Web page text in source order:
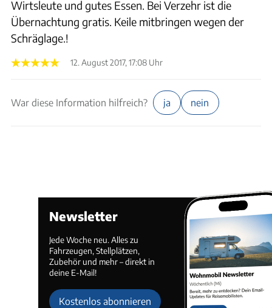
Wirtsleute und gutes Essen. Bei Verzehr ist die
Übernachtung gratis. Keile mitbringen wegen der
Schräglage.!
12. August 2017, 17:08 Uhr
War diese Information hilfreich? ja nein
Newsletter
Jede Woche neu. Alles zu
Fahrzeugen, Stellplätzen,
Zubehör und mehr – direkt in
deine E-Mail!
Kostenlos abonnieren